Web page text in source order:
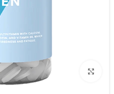
برای بزرگنمایی کلیک کنید